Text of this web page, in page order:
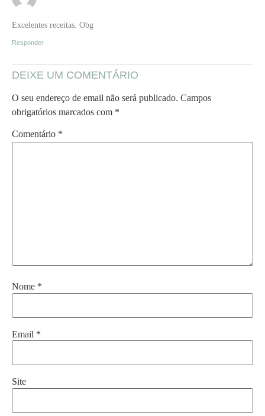
Excelentes receitas. Obg
Responder
DEIXE UM COMENTÁRIO
O seu endereço de email não será publicado. Campos
obrigatórios marcados com *
Comentário *
Nome *
Email *
Site